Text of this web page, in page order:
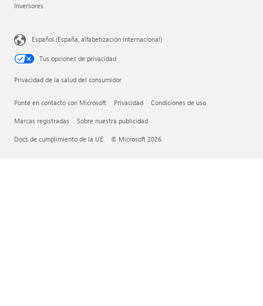
Inversores
Español (España, alfabetización internacional)
Tus opciones de privacidad
Privacidad de la salud del consumidor
Ponte en contacto con Microsoft Privacidad Condiciones de uso
Marcas registradas Sobre nuestra publicidad
Docs de cumplimiento de la UE © Microsoft 2026